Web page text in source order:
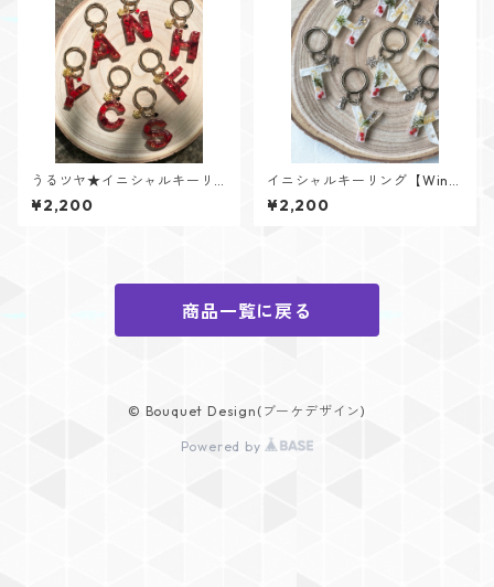
うるツヤ★イニシャルキーリ
ング【Glitter Heartシリー
ズ】
¥2,200
イニシャルキーリング【Wint
er Memoryシリーズ】
¥2,200
商品一覧に戻る
© Bouquet Design(ブーケデザイン)
Powered by